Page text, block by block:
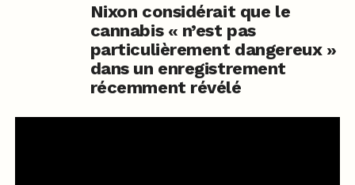
Nixon considérait que le
cannabis « n’est pas
particulièrement dangereux »
dans un enregistrement
récemment révélé